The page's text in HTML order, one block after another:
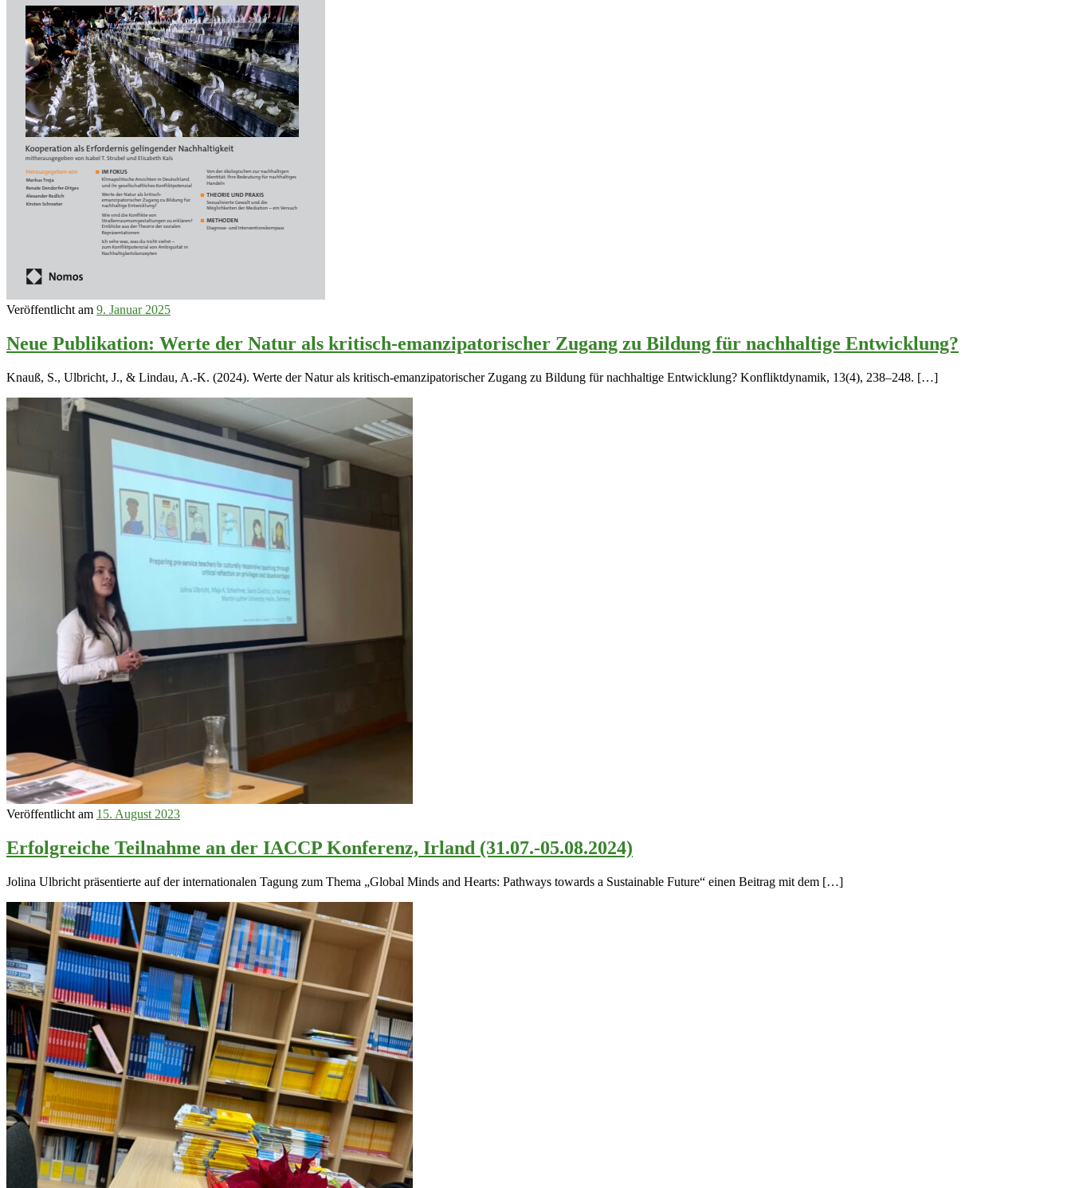
Veröffentlicht am 9. Januar 2025
Neue Publikation: Werte der Natur als kritisch-emanzipatorischer Zugang zu Bildung für nachhaltige Entwicklung?
Knauß, S., Ulbricht, J., & Lindau, A.-K. (2024). Werte der Natur als kritisch-emanzipatorischer Zugang zu Bildung für nachhaltige Entwicklung? Konfliktdynamik, 13(4), 238–248. […]
Veröffentlicht am 15. August 2023
Erfolgreiche Teilnahme an der IACCP Konferenz, Irland (31.07.-05.08.2024)
Jolina Ulbricht präsentierte auf der internationalen Tagung zum Thema „Global Minds and Hearts: Pathways towards a Sustainable Future“ einen Beitrag mit dem […]